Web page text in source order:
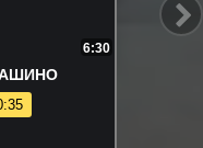
6:30